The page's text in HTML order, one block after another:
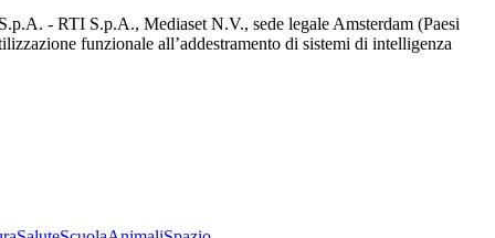
- RTI S.p.A., Mediaset N.V., sede legale Amsterdam (Paesi
funzionale all’addestramento di sistemi di intelligenza